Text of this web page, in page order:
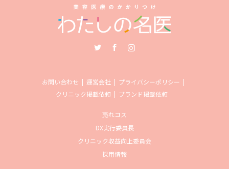
お問い合わせ 運営会社
プライバシーポリシー
クリニック掲載依頼
ブランド掲載依頼
売れコス
DX実行委員長
クリニック収益向上委員会
採用情報